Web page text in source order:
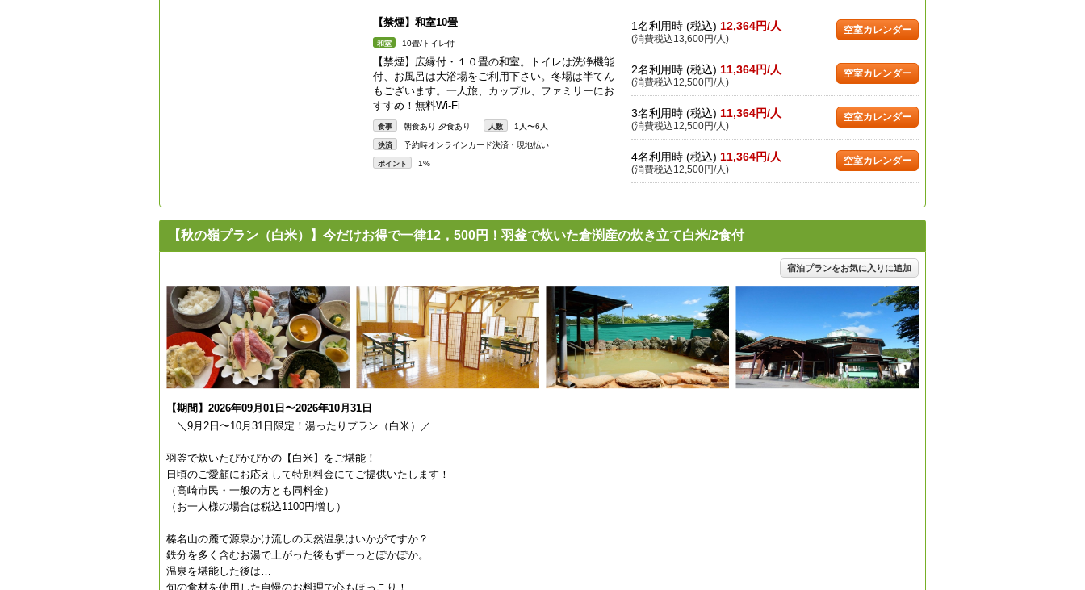
【禁煙】和室10畳
和室 10畳/トイレ付
【禁煙】広縁付・１０畳の和室。トイレは洗浄機能
付、お風呂は大浴場をご利用下さい。冬場は半てん
もございます。一人旅、カップル、ファミリーにお
すすめ！無料Wi-Fi
食事 朝食あり 夕食あり 人数 1人〜6人
決済 予約時オンラインカード決済・現地払い
ポイント 1%
1名利用時 (税込) 12,364円/人
(消費税込13,600円/人)
空室カレンダー
2名利用時 (税込) 11,364円/人
(消費税込12,500円/人)
空室カレンダー
3名利用時 (税込) 11,364円/人
(消費税込12,500円/人)
空室カレンダー
4名利用時 (税込) 11,364円/人
(消費税込12,500円/人)
空室カレンダー
【秋の嶺プラン（白米）】今だけお得で一律12，500円！羽釜で炊いた倉渕産の炊き立て白米/2食付
宿泊プランをお気に入りに追加
【期間】2026年09月01日〜2026年10月31日
＼9月2日〜10月31日限定！湯ったりプラン（白米）／
羽釜で炊いたぴかぴかの【白米】をご堪能！
日頃のご愛顧にお応えして特別料金にてご提供いたします！
（高崎市民・一般の方とも同料金）
（お一人様の場合は税込1100円増し）
榛名山の麓で源泉かけ流しの天然温泉はいかがですか？
鉄分を多く含むお湯で上がった後もずーっとぽかぽか。
温泉を堪能した後は…
旬の食材を使用した自慢のお料理で心もほっこり！